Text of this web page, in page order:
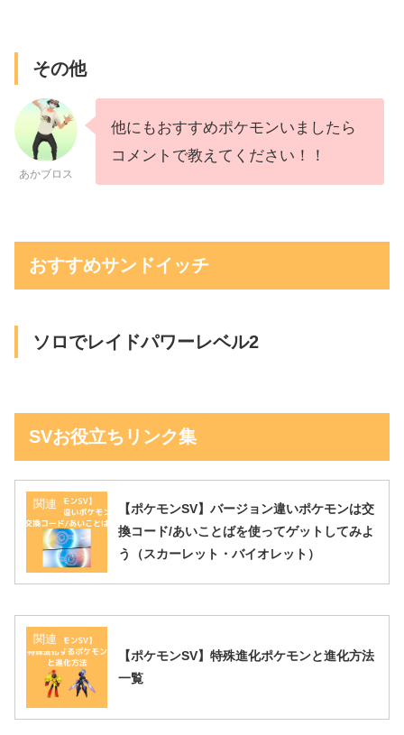
その他
あかブロス
他にもおすすめポケモンいましたら
コメントで教えてください！！
おすすめサンドイッチ
ソロでレイドパワーレベル2
SVお役立ちリンク集
関連
【ポケモンSV】バージョン違いポケモンは交
換コード/あいことばを使ってゲットしてみよ
う（スカーレット・バイオレット）
関連
【ポケモンSV】特殊進化ポケモンと進化方法
一覧